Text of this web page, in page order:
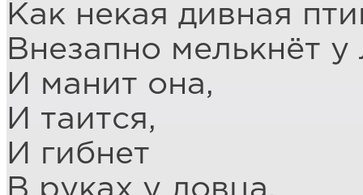
Как некая дивная
Внезапно мелькнёт у
И манит она,
И таится,
И гибнет
В руках у ловца.